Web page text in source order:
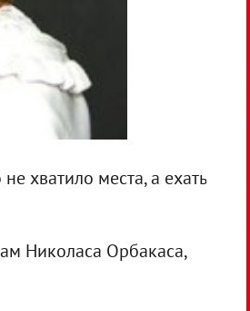
хватило места, а ехать
Николаса Орбакаса,